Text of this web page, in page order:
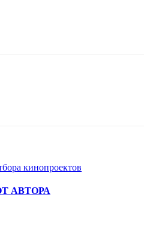
кинопроектов
АВТОРА